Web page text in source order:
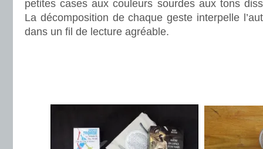
petites cases aux couleurs sourdes aux tons
La décomposition de chaque geste interpelle
dans un fil de lecture agréable.